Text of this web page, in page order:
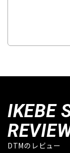
IKEBE
DTMのレビュー